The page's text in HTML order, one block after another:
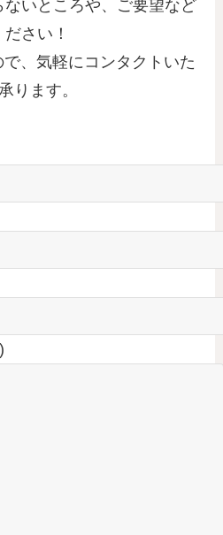
いところや、ご要望など
さい！
で、気軽にコンタクトいた
ります。